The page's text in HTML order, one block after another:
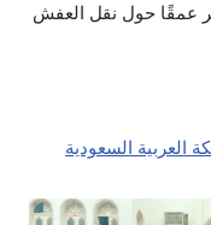
عمقًا حول نقل العفش
السعودية